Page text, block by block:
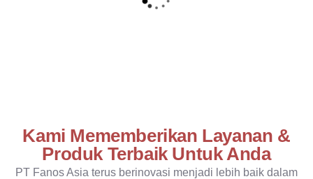
Kami Mememberikan Layanan &
Produk Terbaik Untuk Anda
PT Fanos Asia terus berinovasi menjadi lebih baik dalam